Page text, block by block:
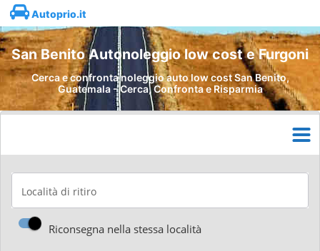
Autoprio.it
San Benito Autonoleggio low cost e Furgoni
Cerca e confronta noleggio auto low cost San Benito,
Guatemala - Cerca, Confronta e Risparmia
Località di ritiro
Riconsegna nella stessa località